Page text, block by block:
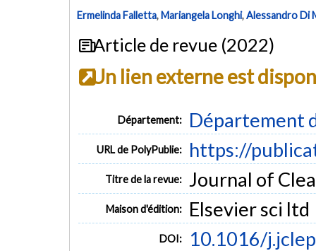
Ermelinda Falletta,Mariangela Longhi,Alessandro Di
Article de revue (2022)
Un lien externe est
Département: Département
URL de PolyPublie: https://
Titre de la revue: Journal of
Maison d'édition: Elsevier sci ltd
DOI: 10.1016/